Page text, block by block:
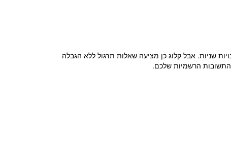
על שאלות, אין הפסקות, אין הזדמנויות שניות. אבל קלוג כן מציעה שאלות תרגול ללא הגבלה
הרשמיות שלכם.